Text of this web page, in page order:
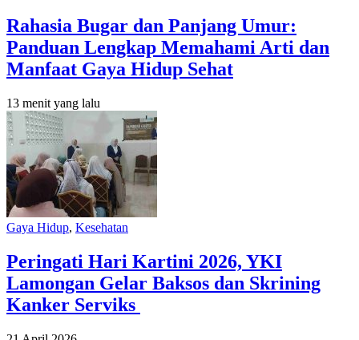
Rahasia Bugar dan Panjang Umur:
Panduan Lengkap Memahami Arti dan
Manfaat Gaya Hidup Sehat
13 menit yang lalu
Gaya Hidup, Kesehatan
Peringati Hari Kartini 2026, YKI
Lamongan Gelar Baksos dan Skrining
Kanker Serviks